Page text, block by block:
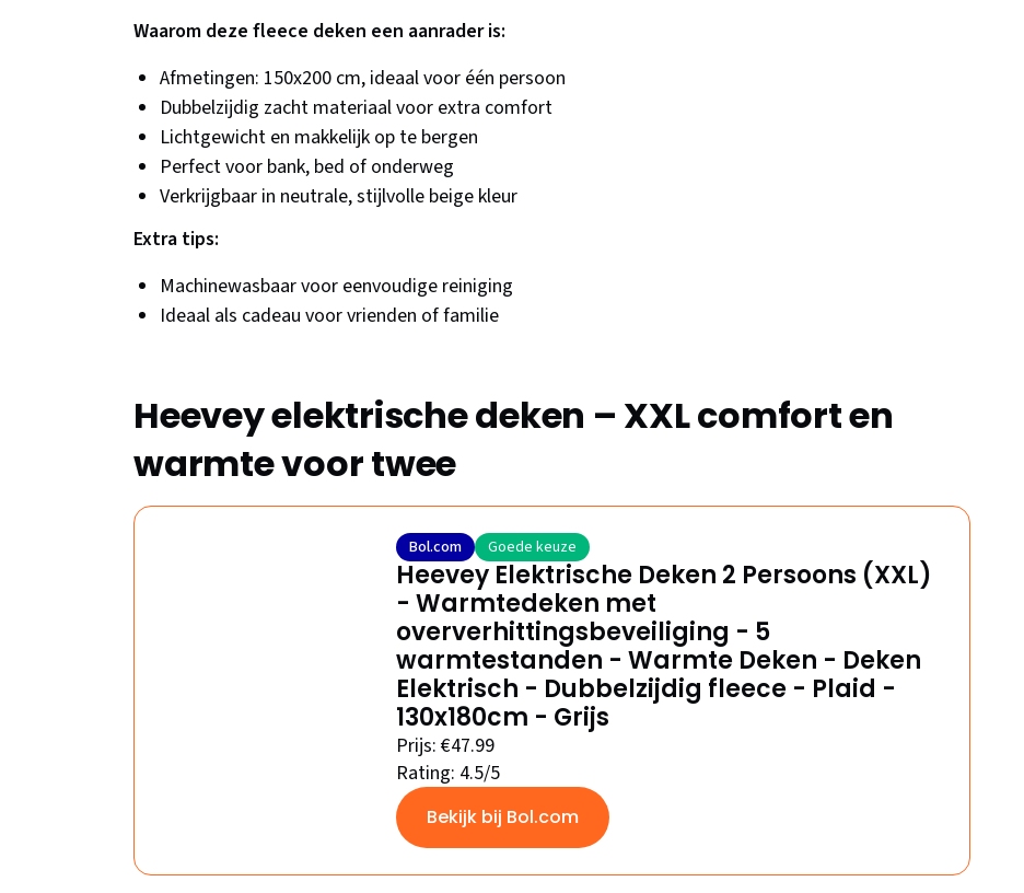
Waarom deze fleece deken een aanrader is:
Afmetingen: 150x200 cm, ideaal voor één persoon
Dubbelzijdig zacht materiaal voor extra comfort
Lichtgewicht en makkelijk op te bergen
Perfect voor bank, bed of onderweg
Verkrijgbaar in neutrale, stijlvolle beige kleur
Extra tips:
Machinewasbaar voor eenvoudige reiniging
Ideaal als cadeau voor vrienden of familie
Heevey elektrische deken – XXL comfort en
warmte voor twee
Bol.com Goede keuze
Heevey Elektrische Deken 2 Persoons (XXL)
- Warmtedeken met
oververhittingsbeveiliging - 5
warmtestanden - Warmte Deken - Deken
Elektrisch - Dubbelzijdig fleece - Plaid -
130x180cm - Grijs
Prijs: €47.99
Rating: 4.5/5
Bekijk bij Bol.com